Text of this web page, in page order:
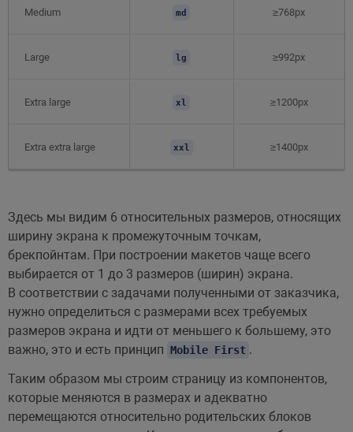
Medium md ≥768px
Large lg ≥992px
Extra large xl ≥1200px
Extra extra large xxl ≥1400px
Здесь мы видим 6 относительных размеров, относящих
ширину экрана к промежуточным точкам,
брекпойнтам. При построении макетов чаще всего
выбирается от 1 до 3 размеров (ширин) экрана.
В соответствии с задачами полученными от заказчика,
нужно определиться с размерами всех требуемых
размеров экрана и идти от меньшего к большему, это
важно, это и есть принцип Mobile First .
Таким образом мы строим страницу из компонентов,
которые меняются в размерах и адекватно
перемещаются относительно родительских блоков